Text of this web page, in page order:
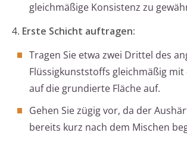
gleichmäßige Konsistenz zu
4. Erste Schicht auftragen:
Tragen Sie etwa zwei Drittel des
Flüssigkunststoffs gleichmäßig mit
auf die grundierte Fläche auf.
Gehen Sie zügig vor, da der
bereits kurz nach dem Mischen